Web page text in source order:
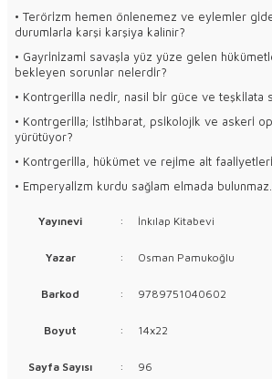
• Terörİzm hemen önlenemez ve eylemler
durumlarla karşi karşiya kalinir?
• Gayrİnİzamİ savaşla yüz yüze gelen
bekleyen sorunlar nelerdİr?
• Kontrgerİlla nedİr, nasil bİr güce ve teşkİlata
• Kontrgerİlla; İstİhbarat, psİkolojİk ve askerİ
yürütüyor?
• Kontrgerİlla, hükümet ve rejİme aİt
• Emperyalİzm kurdu sağlam elmada bulunmaz.
Yayınevi : İnkılap Kitabevi
Yazar : Osman Pamukoğlu
Barkod : 9789751040602
Boyut : 14x22
Sayfa Sayısı : 96